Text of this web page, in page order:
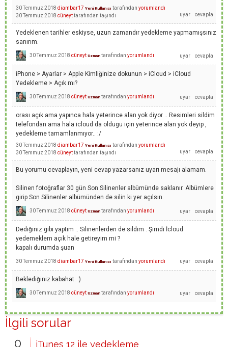
30 Temmuz 2018 diambar17 Yeni Kullanıcı tarafından yorumlandı
30 Temmuz 2018 cüneyttarafından taşındı
Yedeklenen tarihler eskiyse, uzun zamandır yedekleme yapmamışsınız
sanırım.
30 Temmuz 2018 cüneyt Uzman tarafından yorumlandı
iPhone > Ayarlar > Apple Kimliğinize dokunun > iCloud > iCloud
Yedekleme > Açık mı?
30 Temmuz 2018 cüneyt Uzman tarafından yorumlandı
orası açık ama yapınca hala yeterince alan yok diyor .. Resimleri sildim
telefondan ama hala icloud da oldugu için yeterince alan yok deyip ,
yedekleme tamamlanmıyor.. :/
30 Temmuz 2018 diambar17 Yeni Kullanıcı tarafından yorumlandı
30 Temmuz 2018 cüneyttarafından taşındı
Bu yorumu cevaplayın, yeni cevap yazarsanız uyarı mesajı alamam.
Silinen fotoğraflar 30 gün Son Silinenler albümünde saklanır. Albümlere
girip Son Silinenler albümünden de silin ki yer açılsın.
30 Temmuz 2018 cüneyt Uzman tarafından yorumlandı
Dediğiniz gibi yaptım .. Silinenlerden de sildim . Şimdi İcloud
yedemeklem açık hale getireyim mi ?
kapalı durumda şuan
30 Temmuz 2018 diambar17 Yeni Kullanıcı tarafından yorumlandı
Beklediğiniz kabahat. :)
30 Temmuz 2018 cüneyt Uzman tarafından yorumlandı
İlgili sorular
0
iTunes 12 ile yedekleme